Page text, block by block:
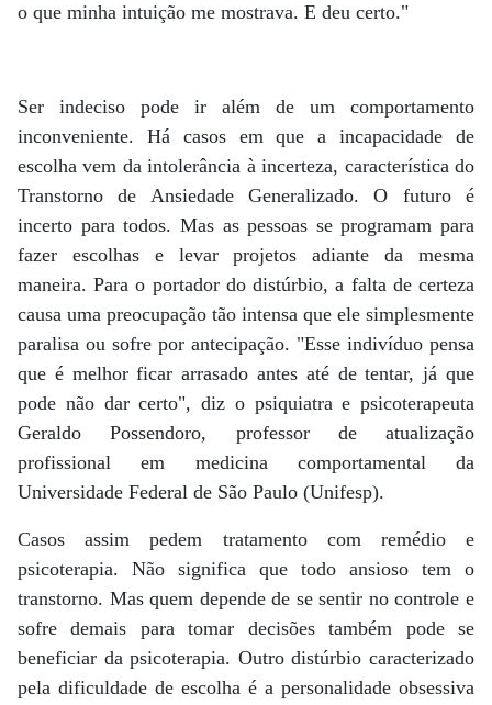
o que minha intuição me mostrava. E deu certo."
Ser indeciso pode ir além de um comportamento
inconveniente. Há casos em que a incapacidade de
escolha vem da intolerância à incerteza, característica do
Transtorno de Ansiedade Generalizado. O futuro é
incerto para todos. Mas as pessoas se programam para
fazer escolhas e levar projetos adiante da mesma
maneira. Para o portador do distúrbio, a falta de certeza
causa uma preocupação tão intensa que ele simplesmente
paralisa ou sofre por antecipação. "Esse indivíduo pensa
que é melhor ficar arrasado antes até de tentar, já que
pode não dar certo", diz o psiquiatra e psicoterapeuta
Geraldo Possendoro, professor de atualização
profissional em medicina comportamental da
Universidade Federal de São Paulo (Unifesp).
Casos assim pedem tratamento com remédio e
psicoterapia. Não significa que todo ansioso tem o
transtorno. Mas quem depende de se sentir no controle e
sofre demais para tomar decisões também pode se
beneficiar da psicoterapia. Outro distúrbio caracterizado
pela dificuldade de escolha é a personalidade obsessiva